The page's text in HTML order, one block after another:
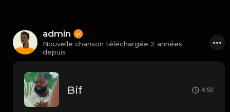
admin
Nouvelle chanson téléchargée 2 années
depuis
Bif 4:52